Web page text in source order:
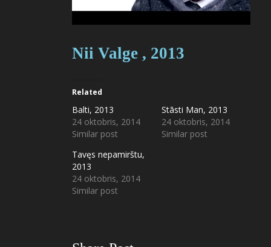
Nii Valge , 2013
Related
Balti, 2013
24 oktobris, 2014
Similar post
Stāsti Man, 2013
24 oktobris, 2014
Similar post
Tavęs nepamirštu,
2013
24 oktobris, 2014
Similar post